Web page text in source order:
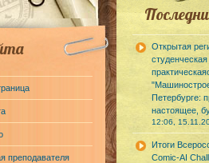
преподавателя
Открытая
Петербурге:
настоящее,
12:06,
Итоги
Comic-AI